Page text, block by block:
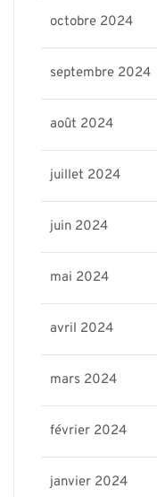
octobre 2024
septembre 2024
août 2024
juillet 2024
juin 2024
mai 2024
avril 2024
mars 2024
février 2024
janvier 2024